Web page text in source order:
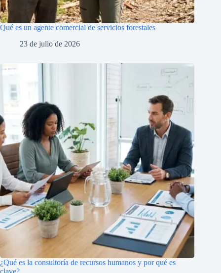
Qué es un agente comercial de servicios forestales
23 de julio de 2026
¿Qué es la consultoría de recursos humanos y por qué es
clave?